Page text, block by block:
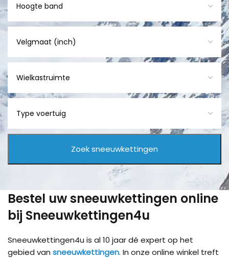
Bestel uw sneeuwkettingen online
bij Sneeuwkettingen4u
Sneeuwkettingen4u is al 10 jaar dé expert op het
gebied van sneeuwkettingen. In onze online winkel treft